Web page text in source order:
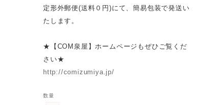
定形外郵便(送料０円)にて、簡易包装で発送い
たします。
★【COM泉屋】ホームページもぜひご覧くだ
さい★
http://comizumiya.jp/
数量